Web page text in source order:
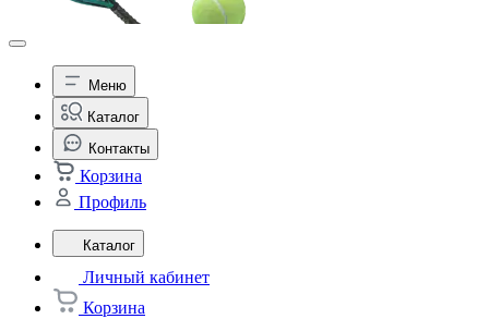
Меню
Каталог
Контакты
Корзина
Профиль
Каталог
Личный кабинет
Корзина